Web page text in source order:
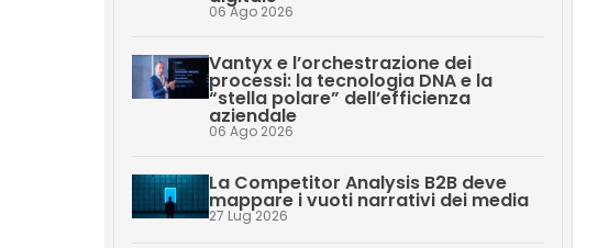
06 Ago 2026
Vantyx e l’orchestrazione dei
processi: la tecnologia DNA e la
“stella polare” dell’efficienza
aziendale
06 Ago 2026
La Competitor Analysis B2B deve
mappare i vuoti narrativi dei media
27 Lug 2026